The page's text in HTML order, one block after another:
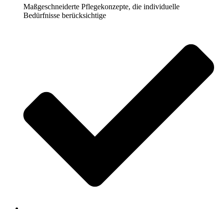
Maßgeschneiderte Pflegekonzepte, die individuelle
Bedürfnisse berücksichtige